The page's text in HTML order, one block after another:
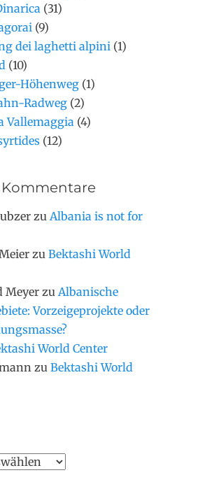
(31)
(9)
dei laghetti alpini (1)
(10)
Höhenweg (1)
Radweg (2)
Vallemaggia (4)
(12)
Kommentare
zu Albania is not for
zu Bektashi World
Meyer zu Albanische
Vorzeigeprojekte oder
World Center
zu Bektashi World